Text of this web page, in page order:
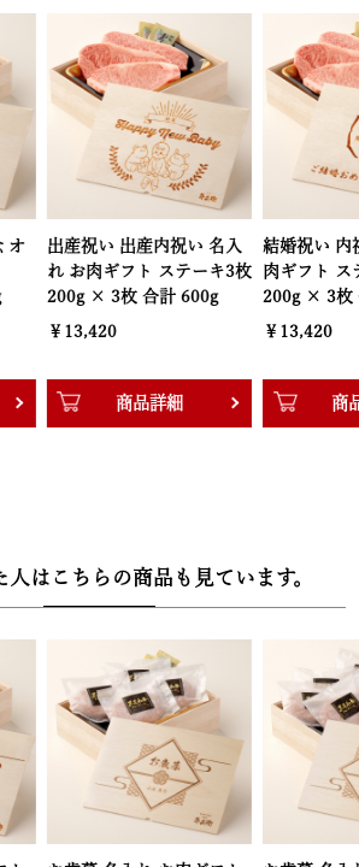
証明付き】
個体識別番号が付与され、厳しい基準をクリ
証明番号を発行。ご購入いただいた全ての
しますので、安心してお召し上がりいただ
装でお届け】
厚な木箱に、上質な風呂敷で丁寧に包み込
答用としても、ご自宅用の特別な一品とし
演出いたします。贈る方の気持ちがしっか
トに最適です。
× 奥行22.2cm × 高さ8.3cm
入
枚
結婚祝い 内祝い 名入れ お
肉ギフト ステーキ3枚
200g × 3枚 合計 600g
￥13,420
商品詳細
お歳暮 名入
ステーキ3
合計 600g
￥13,420
商
人はこちらの商品も見ています。